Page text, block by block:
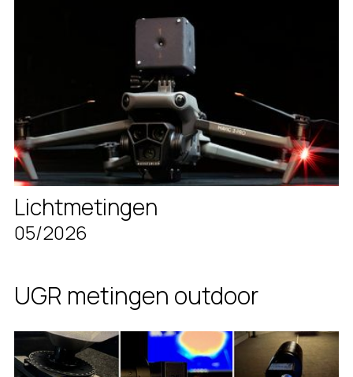
Lichtmetingen
05/2026
UGR metingen outdoor